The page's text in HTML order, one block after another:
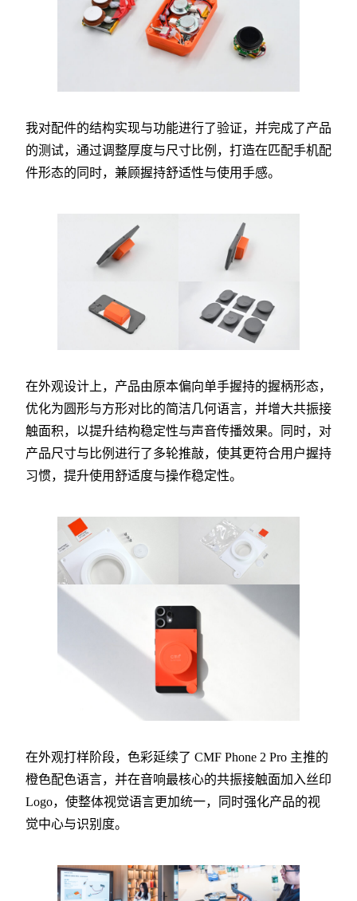
我对配件的结构实现与功能进行了验证，并完成了产品
的测试，通过调整厚度与尺寸比例，打造在匹配手机配
件形态的同时，兼顾握持舒适性与使用手感。
在外观设计上，产品由原本偏向单手握持的握柄形态，
优化为圆形与方形对比的简洁几何语言，并增大共振接
触面积，以提升结构稳定性与声音传播效果。同时，对
产品尺寸与比例进行了多轮推敲，使其更符合用户握持
习惯，提升使用舒适度与操作稳定性。
在外观打样阶段，色彩延续了 CMF Phone 2 Pro 主推的
橙色配色语言，并在音响最核心的共振接触面加入丝印
Logo，使整体视觉语言更加统一，同时强化产品的视
觉中心与识别度。